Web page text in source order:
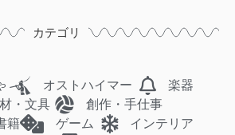
カテゴリ
オストハイマー
楽器
・文具
創作・手仕事
籍
ゲーム
インテリア